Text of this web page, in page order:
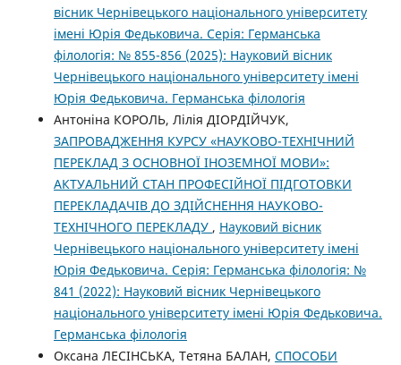
вісник Чернівецького національного університету
імені Юрія Федьковича. Серія: Германська
філологія: № 855-856 (2025): Науковий вісник
Чернівецького національного університету імені
Юрія Федьковича. Германська філологія
Антоніна КОРОЛЬ, Лілія ДІОРДІЙЧУК,
ЗАПРОВАДЖЕННЯ КУРСУ «НАУКОВО-ТЕХНІЧНИЙ
ПЕРЕКЛАД З ОСНОВНОЇ ІНОЗЕМНОЇ МОВИ»:
АКТУАЛЬНИЙ СТАН ПРОФЕСІЙНОЇ ПІДГОТОВКИ
ПЕРЕКЛАДАЧІВ ДО ЗДІЙСНЕННЯ НАУКОВО-
ТЕХНІЧНОГО ПЕРЕКЛАДУ , Науковий вісник
Чернівецького національного університету імені
Юрія Федьковича. Серія: Германська філологія: №
841 (2022): Науковий вісник Чернівецького
національного університету імені Юрія Федьковича.
Германська філологія
Оксана ЛЕСІНСЬКА, Тетяна БАЛАН, СПОСОБИ